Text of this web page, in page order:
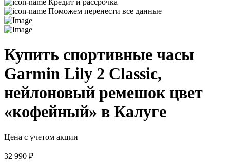
Кредит и рассрочка
Поможем перенести все данные
Купить спортивные часы
Garmin Lily 2 Classic,
нейлоновый ремешок цвет
«кофейный» в Калуге
Цена с учетом акции
32 990 ₽